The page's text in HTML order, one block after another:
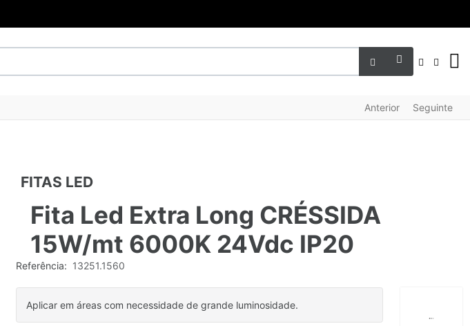
Anterior Seguinte
FITAS LED
Fita Led Extra Long CRÉSSIDA
15W/mt 6000K 24Vdc IP20
Referência: 13251.1560
Aplicar em áreas com necessidade de grande luminosidade.